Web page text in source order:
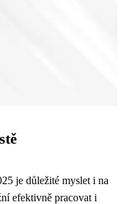
je důležité myslet i na
efektivně pracovat i